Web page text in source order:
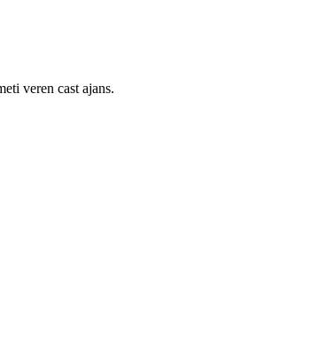
veren cast ajans.